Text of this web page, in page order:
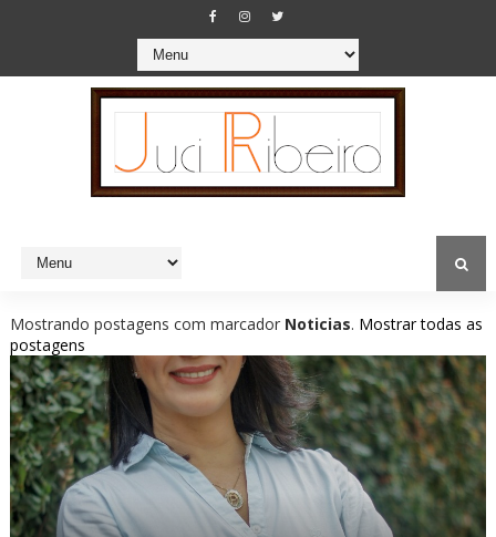
Mostrando postagens com marcador ‏Noticias. Mostrar todas as
postagens